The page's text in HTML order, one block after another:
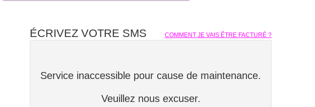
ÉCRIVEZ VOTRE SMS COMMENT JE VAIS ÊTRE FACTURÉ ?
Service inaccessible pour cause de maintenance.
Veuillez nous excuser.